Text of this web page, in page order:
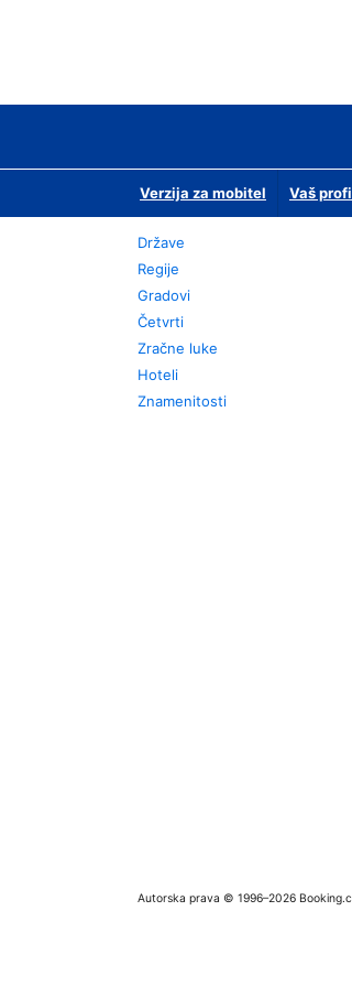
Verzija za mobitel Vaš
Države
Regije
Gradovi
Četvrti
Zračne luke
Hoteli
Znamenitosti
Autorska prava © 1996–2026